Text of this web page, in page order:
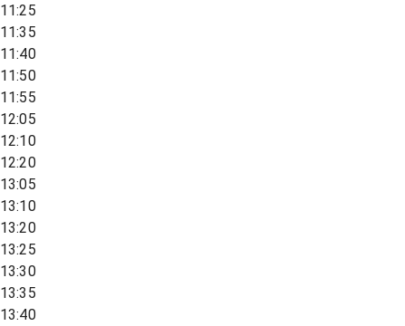
11:25
11:35
11:40
11:50
11:55
12:05
12:10
12:20
13:05
13:10
13:20
13:25
13:30
13:35
13:40